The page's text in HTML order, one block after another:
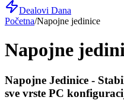
Dealovi Dana
Početna/Napojne jedinice
Napojne
Napojne Jedinice -
sve vrste PC